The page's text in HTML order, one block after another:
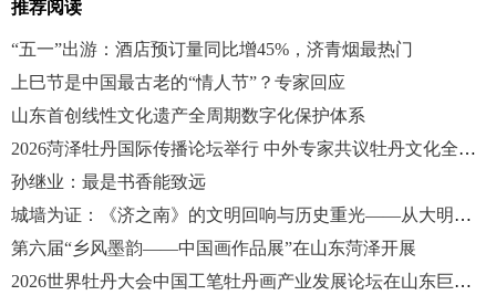
推荐阅读
“五一”出游：酒店预订量同比增45%，济青烟最热门
上巳节是中国最古老的“情人节”？专家回应
山东首创线性文化遗产全周期数字化保护体系
2026菏泽牡丹国际传播论坛举行 中外专家共议牡丹文化全球传播
孙继业：最是书香能致远
城墙为证：《济之南》的文明回响与历史重光——从大明湖西南遗址新发现说起
第六届“乡风墨韵——中国画作品展”在山东菏泽开展
2026世界牡丹大会中国工笔牡丹画产业发展论坛在山东巨野开幕